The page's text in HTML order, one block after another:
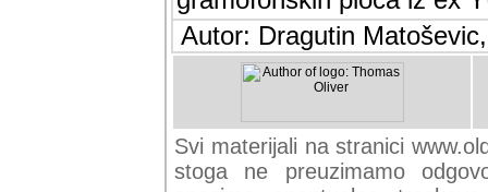
Autor: Dragutin
Svi materijali na stranici
stoga ne preuzimamo